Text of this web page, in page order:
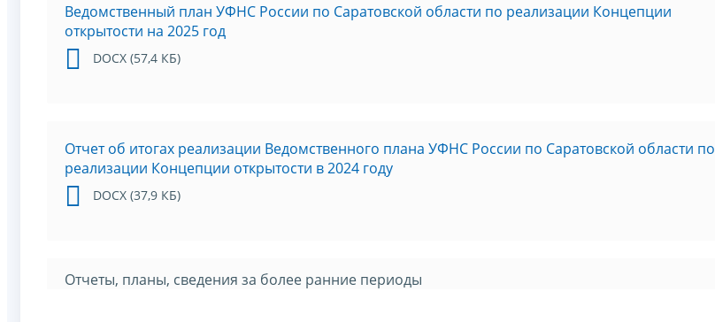
Ведомственный план УФНС России по Саратовской области по реализации Концепции
открытости на 2025 год
DOCX (57,4 КБ)
Отчет об итогах реализации Ведомственного плана УФНС России по Саратовской области по
реализации Концепции открытости в 2024 году
DOCX (37,9 КБ)
Отчеты, планы, сведения за более ранние периоды